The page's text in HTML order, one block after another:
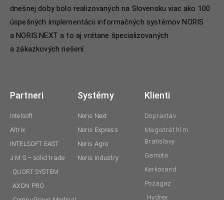
dnešnej doby bolo realizovaných na Slovensku viac ako 100
úspešných implementácii informačných systémov NORIS
a NORIS.NEXT a to aj vrátane špecializovaných
a zákazkových riešení.
Partneri
Intelsoft
Altrix
INTELSOFT EAST
J M S – solid trade
QUORT SYSTEM
AXON PRO
Systémy
Noris Next
Noris Express
Noris Agro
Noris Industry
Klienti
Doprastav
Magistrát hl.m.
Bratislavy
Gamota
Kerkosand
Pozagaz
Hydrex